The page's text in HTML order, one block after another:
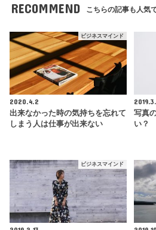
RECOMMEND こちらの記事も人気
ビジネスマインド
2020.4.2
出来なかった時の気持ちを忘れて
しまう人は仕事が出来ない
写真
い？
ビジネスマインド